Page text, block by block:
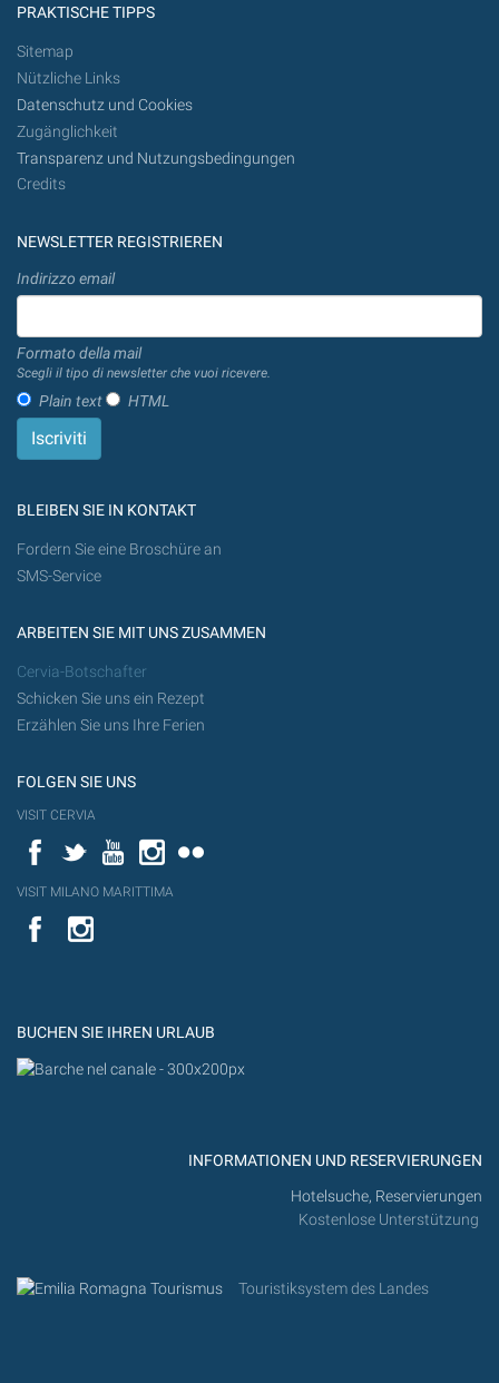
PRAKTISCHE TIPPS
Sitemap
Nützliche Links
Datenschutz und Cookies
Zugänglichkeit
Transparenz und Nutzungsbedingungen
Credits
NEWSLETTER REGISTRIEREN
Indirizzo email
Formato della mail
Scegli il tipo di newsletter che vuoi ricevere.
Plain text HTML
BLEIBEN SIE IN KONTAKT
Fordern Sie eine Broschüre an
SMS-Service
ARBEITEN SIE MIT UNS ZUSAMMEN
Cervia-Botschafter
Schicken Sie uns ein Rezept
Erzählen Sie uns Ihre Ferien
FOLGEN SIE UNS
VISIT CERVIA
FacebookTwitterYouTubeInstagram
VISIT MILANO MARITTIMA
YouTube
BUCHEN SIE IHREN URLAUB
INFORMATIONEN UND RESERVIERUNGEN
Hotelsuche, Reservierungen
Kostenlose Unterstützung
Touristiksystem des Landes